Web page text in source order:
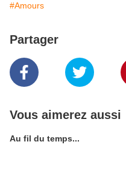
#Amours
Partager
Vous aimerez aussi
Au fil du temps...